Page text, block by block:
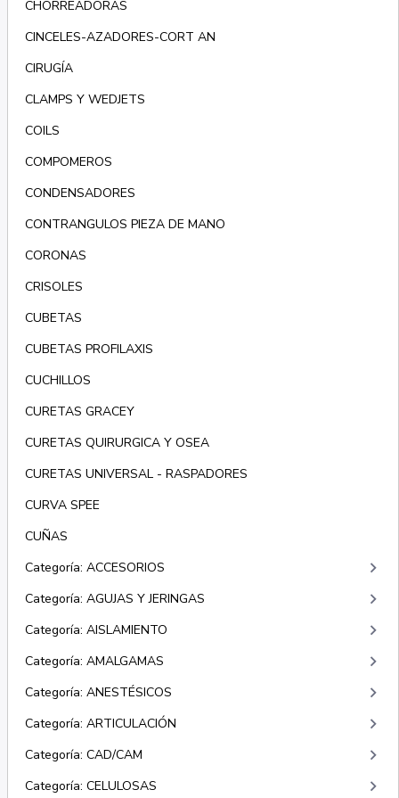
CHORREADORAS
CINCELES-AZADORES-CORT AN
CIRUGÍA
CLAMPS Y WEDJETS
COILS
COMPOMEROS
CONDENSADORES
CONTRANGULOS PIEZA DE MANO
CORONAS
CRISOLES
CUBETAS
CUBETAS PROFILAXIS
CUCHILLOS
CURETAS GRACEY
CURETAS QUIRURGICA Y OSEA
CURETAS UNIVERSAL - RASPADORES
CURVA SPEE
CUÑAS
Categoría: ACCESORIOS
keyboard_arrow_right
Categoría: AGUJAS Y JERINGAS keyboard_arrow_right
Categoría: AISLAMIENTO keyboard_arrow_right
Categoría: AMALGAMAS keyboard_arrow_right
Categoría: ANESTÉSICOS keyboard_arrow_right
Categoría: ARTICULACIÓN keyboard_arrow_right
Categoría: CAD/CAM keyboard_arrow_right
Categoría: CELULOSAS keyboard_arrow_right